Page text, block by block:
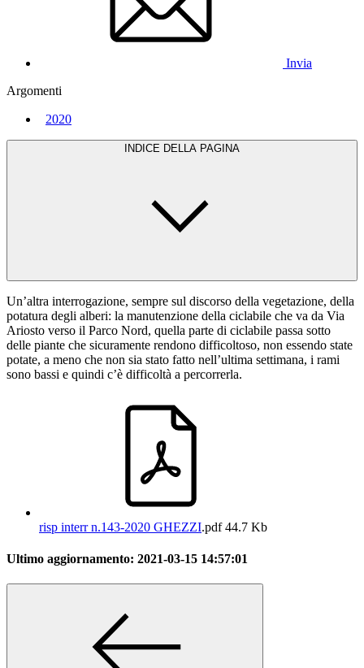
Invia
Argomenti
2020
INDICE DELLA PAGINA
Un’altra interrogazione, sempre sul discorso della vegetazione, della
potatura degli alberi: la manutenzione della ciclabile che va da Via
Ariosto verso il Parco Nord, quella parte di ciclabile passa sotto
delle piante che sicuramente rendono difficoltoso, non essendo state
potate, a meno che non sia stato fatto nell’ultima settimana, i rami
sono bassi e quindi c’è difficoltà a percorrerla.
risp interr n.143-2020 GHEZZI.pdf44.7 Kb
Ultimo aggiornamento: 2021-03-15 14:57:01